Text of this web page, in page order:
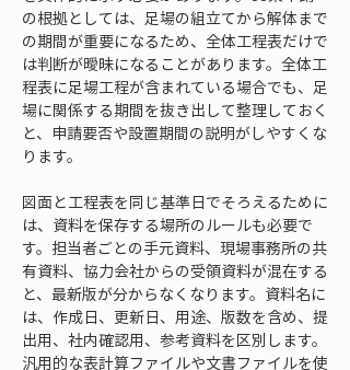
の根拠としては、足場の組立てから解体まで
の期間が重要になるため、全体工程表だけで
は判断が曖昧になることがあります。全体工
程表に足場工程が含まれている場合でも、足
場に関係する期間を抜き出して整理しておく
と、申請要否や設置期間の説明がしやすくな
ります。
図面と工程表を同じ基準日でそろえるために
は、資料を保存する場所のルールも必要で
す。担当者ごとの手元資料、現場事務所の共
有資料、協力会社からの受領資料が混在する
と、最新版が分からなくなります。資料名に
は、作成日、更新日、用途、版数を含め、提
出用、社内確認用、参考資料を区別します。
汎用的な表計算ファイルや文書ファイルを使